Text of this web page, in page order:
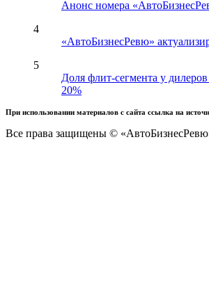
Анонс номера
4
«АвтоБизнесРевю»
5
Доля флит-сегмента у
20%
При использовании материалов с сайта ссылка на
Все права защищены ©